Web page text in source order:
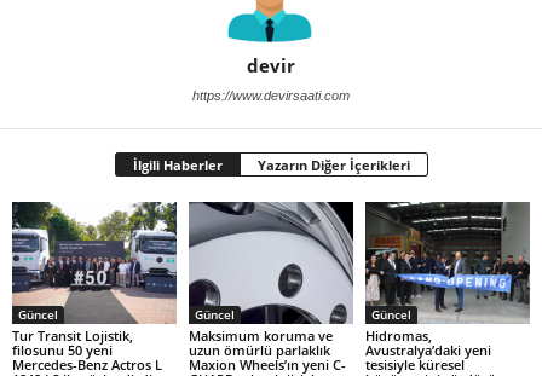
devir
https://www.devirsaati.com
İlgili Haberler Yazarın Diğer İçerikleri
Güncel
Tur Transit Lojistik,
filosunu 50 yeni
Mercedes-Benz Actros L
Güncel
Maksimum koruma ve
uzun ömürlü parlaklık
Maxion Wheels’ın yeni C-
Güncel
Hidromas,
Avustralya’daki yeni
tesisiyle küresel